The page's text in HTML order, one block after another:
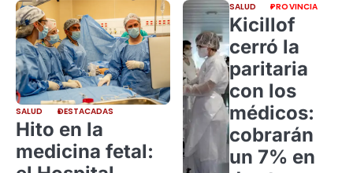
SALUD DESTACADAS
Hito en la
medicina fetal:
SALUD PROVINCIA
Kicillof
cerró la
paritaria
con los
médicos:
cobrarán
un 7% en